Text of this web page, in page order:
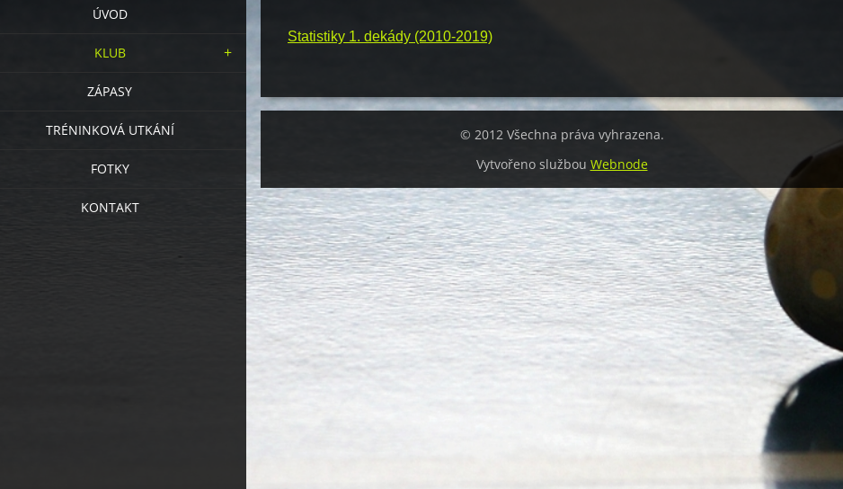
ÚVOD
KLUB
ZÁPASY
TRÉNINKOVÁ UTKÁNÍ
FOTKY
KONTAKT
Statistiky 1. dekády (2010-2019)
© 2012 Všechna práva vyhrazena.
Vytvořeno službou Webnode